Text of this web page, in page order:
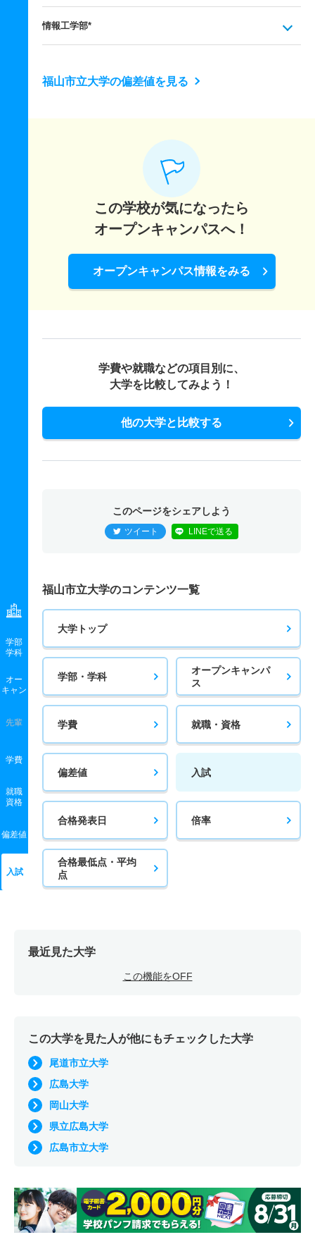
学部
学科
オー
キャン
先輩
学費
就職
資格
偏差値
入試
情報工学部*
福山市立大学の偏差値を見る
この学校が気になったら
オープンキャンパスへ！
オープンキャンパス情報をみる
学費や就職などの項目別に、
大学を比較してみよう！
他の大学と比較する
このページをシェアしよう
ツイート LINEで送る
福山市立大学のコンテンツ一覧
大学トップ
学部・学科
オープンキャンパ
ス
学費 就職・資格
偏差値 入試
合格発表日 倍率
合格最低点・平均
点
最近見た大学
この機能をOFF
この大学を見た人が他にもチェックした大学
尾道市立大学
広島大学
岡山大学
県立広島大学
広島市立大学